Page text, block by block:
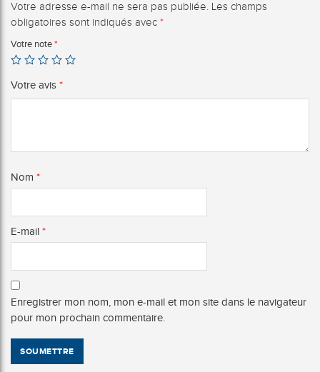
Votre adresse e-mail ne sera pas publiée. Les champs
obligatoires sont indiqués avec *
Votre note *
Votre avis *
Nom *
E-mail *
Enregistrer mon nom, mon e-mail et mon site dans le navigateur
pour mon prochain commentaire.